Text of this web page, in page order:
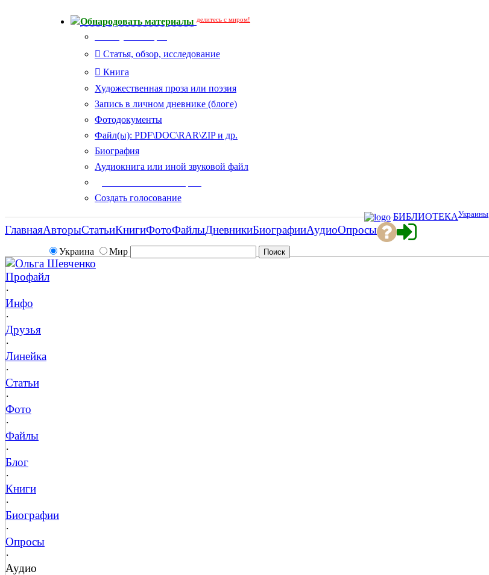
Обнародовать материалы делитесь с миром!
Статья, обзор, исследование
Книга
Художественная проза или поэзия
Запись в личном дневнике (блоге)
Фотодокументы
Файл(ы): PDF\DOC\RAR\ZIP и др.
Биография
Аудиокнига или иной звуковой файл
Создать голосование
Украина Мир
БИБЛИОТЕКАУкраины
ГлавнаяАвторыСтатьиКнигиФотоФайлыДневникиБиографииАудиоОпросы
Ольга Шевченко
Профайл
·
Инфо
·
Друзья
·
Линейка
·
Статьи
·
Фото
·
Файлы
·
Блог
·
Книги
·
Биографии
·
Опросы
·
Аудио